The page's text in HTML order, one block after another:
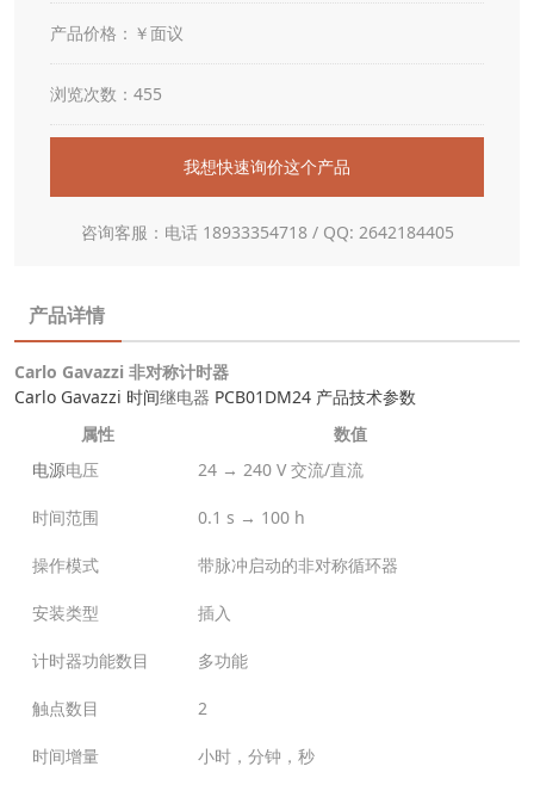
产品价格：￥面议
浏览次数：455
我想快速询价这个产品
咨询客服：电话 18933354718 / QQ: 2642184405
产品详情
Carlo Gavazzi 非对称计时器
Carlo Gavazzi 时间继电器 PCB01DM24 产品技术参数
属性
数值
电源电压 24 → 240 V 交流/直流
时间范围 0.1 s → 100 h
操作模式 带脉冲启动的非对称循环器
安装类型 插入
计时器功能数目 多功能
触点数目 2
时间增量 小时，分钟，秒